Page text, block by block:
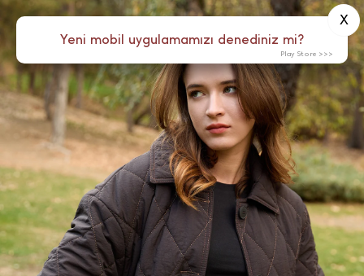
Menü
Yeni mobil uygulamamızı denediniz mi?
X
Play Store >>>